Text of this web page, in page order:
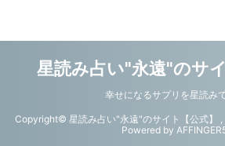
星読み占い"永遠"のサイ
幸せになるサプリを星読み
Copyright© 星読み占い"永遠"のサイト【公式】
Powered by